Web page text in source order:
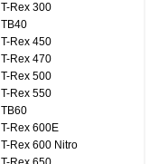
T-Rex 300
TB40
T-Rex 450
T-Rex 470
T-Rex 500
T-Rex 550
TB60
T-Rex 600E
T-Rex 600 Nitro